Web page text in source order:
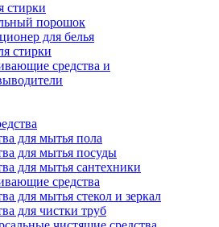
стирки
порошок
для белья
стирки
средства и
для мытья пола
для мытья посуды
для мытья сантехники
средства
для мытья стекол и зеркал
для чистки труб